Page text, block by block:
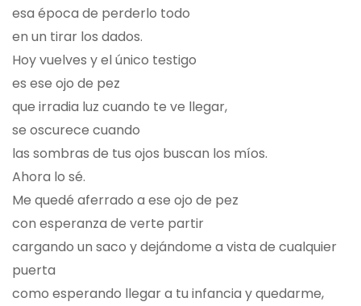
esa época de perderlo todo
en un tirar los dados.
Hoy vuelves y el único testigo
es ese ojo de pez
que irradia luz cuando te ve llegar,
se oscurece cuando
las sombras de tus ojos buscan los míos.
Ahora lo sé.
Me quedé aferrado a ese ojo de pez
con esperanza de verte partir
cargando un saco y dejándome a vista de cualquier
puerta
como esperando llegar a tu infancia y quedarme,